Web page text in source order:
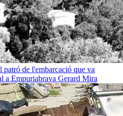
patró de l'embarcació que va
a Empuriabrava Gerard Mira